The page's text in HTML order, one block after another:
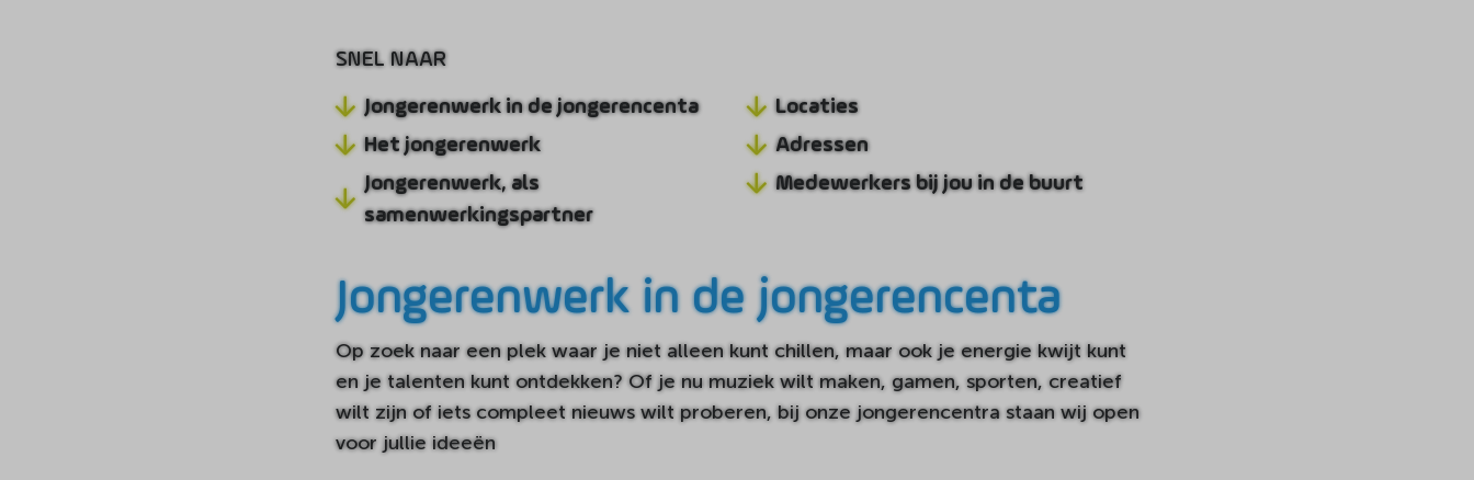
SNEL NAAR
Jongerenwerk in de jongerencenta
Het jongerenwerk
Jongerenwerk, als
samenwerkingspartner
Locaties
Adressen
Medewerkers bij jou in de buurt
Jongerenwerk in de jongerencenta
Op zoek naar een plek waar je niet alleen kunt chillen, maar ook je energie kwijt kunt
en je talenten kunt ontdekken? Of je nu muziek wilt maken, gamen, sporten, creatief
wilt zijn of iets compleet nieuws wilt proberen, bij onze jongerencentra staan wij open
voor jullie ideeën